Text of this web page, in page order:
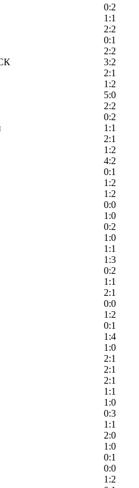
0:2
1:1
2:2
0:1
2:2
3:2
2:1
1:2
5:0
2:2
0:2
1:1
2:1
1:2
4:2
0:1
1:2
1:2
0:0
1:0
0:2
1:0
1:1
1:3
0:2
1:1
2:1
0:0
1:2
0:1
1:4
1:0
2:1
2:1
2:1
1:1
1:0
0:3
1:1
2:0
1:0
0:1
0:0
1:2